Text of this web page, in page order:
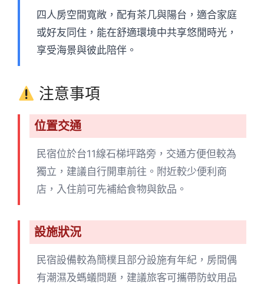
四人房空間寬敞，配有茶几與陽台，適合家庭
或好友同住，能在舒適環境中共享悠閒時光，
享受海景與彼此陪伴。
注意事項
位置交通
民宿位於台11線石梯坪路旁，交通方便但較為
獨立，建議自行開車前往。附近較少便利商
店，入住前可先補給食物與飲品。
設施狀況
民宿設備較為簡樸且部分設施有年紀，房間偶
有潮濕及螞蟻問題，建議旅客可攜帶防蚊用品